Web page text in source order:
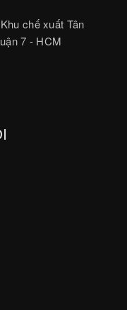
chế xuất Tân
7 - HCM